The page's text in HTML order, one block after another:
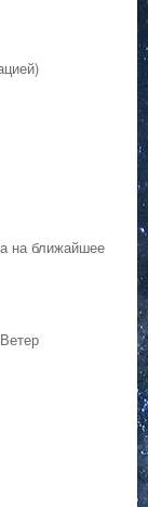
на ближайшее